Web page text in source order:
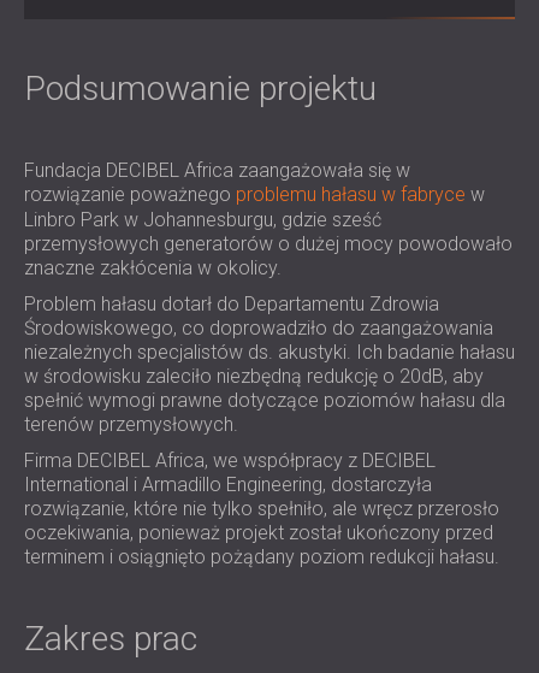
IZOLACJA AKUSTYCZNA I PANELE
KLUBÓW
IZOLACJA AKUSTYCZNA I ROZWIĄZANIA
IZOLACJA AKUSTYCZNA I PANELE
AKUSTYCZNE DO HAL I TEATRÓW
ROZWIĄZANIA DŹWIĘKOSZCZELNE I
AKUSTYCZNE DLA POWIERZCHNI
HANDLOWYCH
WYCISZANIE I AKUSTYKA W OBIEKTACH
EDUKACYJNYCH
PANELE DŹWIĘKOCHŁONNE I
AKUSTYCZNE DLA PLACÓWEK SŁUŻBY
ZDROWIA
ROZWIĄZANIA DŹWIĘKOSZCZELNE I
AKUSTYCZNE DLA SEKTORA AUDIOLOGII
ROZWIĄZANIA DŹWIĘKOSZCZELNE I
AKUSTYCZNE DLA CENTRÓW DANYCH
РОССИЯ (RU)
Podsumowanie projektu
Fundacja DECIBEL Africa zaangażowała się w
rozwiązanie poważnego problemu hałasu w fabryce w
Linbro Park w Johannesburgu, gdzie sześć
przemysłowych generatorów o dużej mocy powodowało
znaczne zakłócenia w okolicy.
Problem hałasu dotarł do Departamentu Zdrowia
Środowiskowego, co doprowadziło do zaangażowania
niezależnych specjalistów ds. akustyki. Ich badanie hałasu
w środowisku zaleciło niezbędną redukcję o 20dB, aby
spełnić wymogi prawne dotyczące poziomów hałasu dla
terenów przemysłowych.
Firma DECIBEL Africa, we współpracy z DECIBEL
International i Armadillo Engineering, dostarczyła
rozwiązanie, które nie tylko spełniło, ale wręcz przerosło
oczekiwania, ponieważ projekt został ukończony przed
terminem i osiągnięto pożądany poziom redukcji hałasu.
Zakres prac